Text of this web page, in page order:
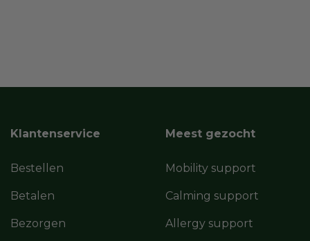
Klantenservice
Bestellen
Betalen
Bezorgen
Meest gezocht
Mobility support
Calming support
Allergy support